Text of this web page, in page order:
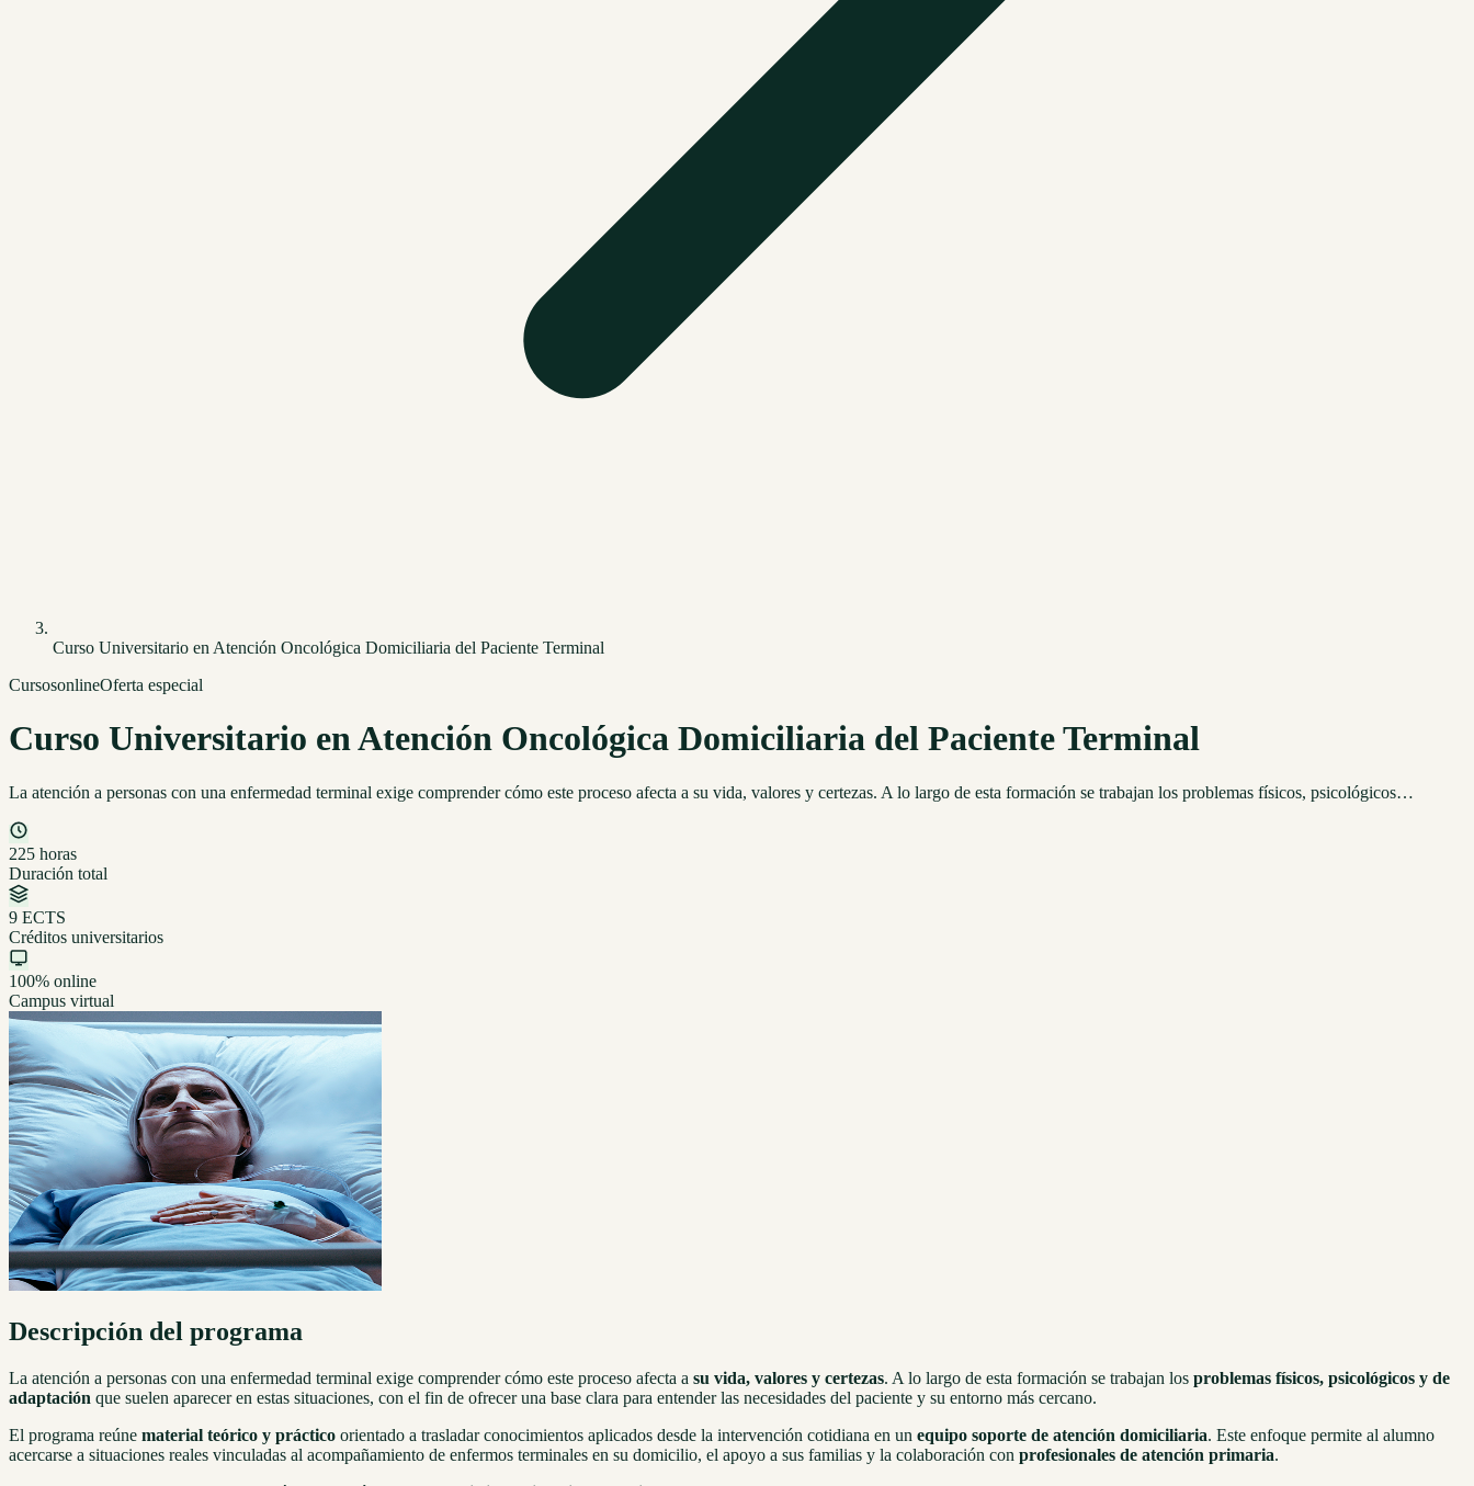
Curso Universitario en Atención Oncológica Domiciliaria del Paciente Terminal
CursosonlineOferta especial
Curso Universitario en Atención Oncológica Domiciliaria del Paciente Terminal
La atención a personas con una enfermedad terminal exige comprender cómo este proceso afecta a su vida, valores y certezas. A lo largo de esta formación se trabajan los problemas físicos, psicológicos…
225 horas
Duración total
9 ECTS
Créditos universitarios
100% online
Campus virtual
Descripción del programa
La atención a personas con una enfermedad terminal exige comprender cómo este proceso afecta a su vida, valores y certezas. A lo largo de esta formación se trabajan los problemas físicos, psicológicos y de
adaptación que suelen aparecer en estas situaciones, con el fin de ofrecer una base clara para entender las necesidades del paciente y su entorno más cercano.
El programa reúne material teórico y práctico orientado a trasladar conocimientos aplicados desde la intervención cotidiana en un equipo soporte de atención domiciliaria. Este enfoque permite al alumno
acercarse a situaciones reales vinculadas al acompañamiento de enfermos terminales en su domicilio, el apoyo a sus familias y la colaboración con profesionales de atención primaria.